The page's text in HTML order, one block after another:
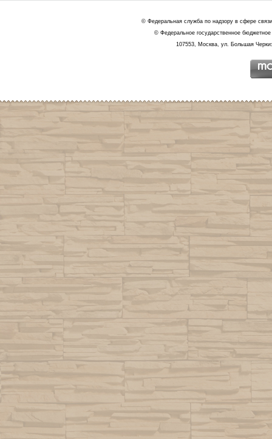
© Федеральная служба по надзору в сфере
© Федеральное государственное
107553, Москва, ул. Большая